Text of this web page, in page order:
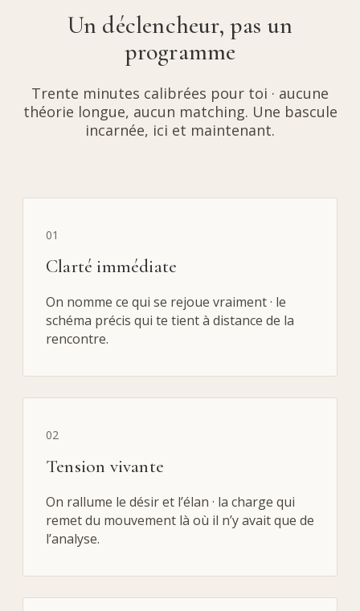
Un déclencheur, pas un
programme
Trente minutes calibrées pour toi · aucune
théorie longue, aucun matching. Une bascule
incarnée, ici et maintenant.
01
Clarté immédiate
On nomme ce qui se rejoue vraiment · le
schéma précis qui te tient à distance de la
rencontre.
02
Tension vivante
On rallume le désir et l’élan · la charge qui
remet du mouvement là où il n’y avait que de
l’analyse.